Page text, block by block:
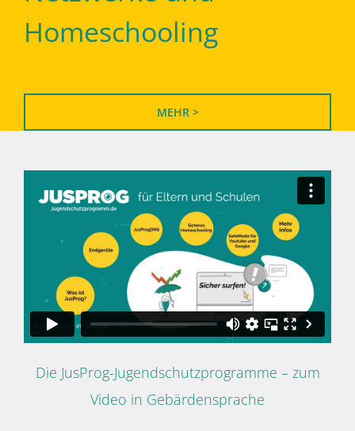
Homeschooling
MEHR >
Die JusProg-Jugendschutzprogramme – zum
Video in Gebärdensprache